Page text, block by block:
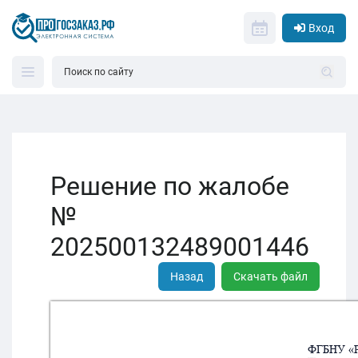
Вход
Решение по жалобе
№
202500132489001446
Назад Скачать файл
ФГБНУ